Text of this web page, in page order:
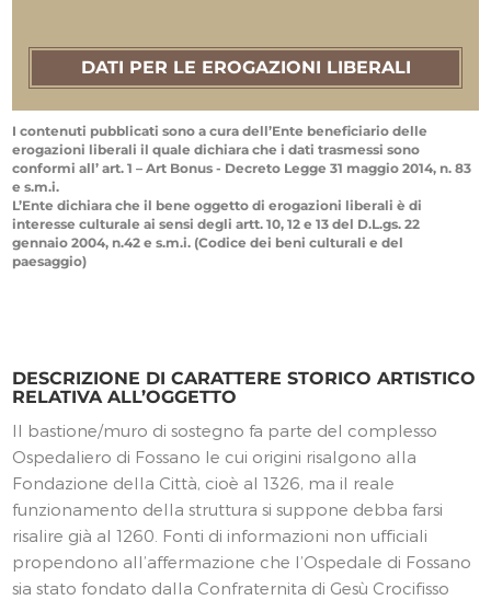
DATI PER LE EROGAZIONI LIBERALI
I contenuti pubblicati sono a cura dell’Ente beneficiario delle
erogazioni liberali il quale dichiara che i dati trasmessi sono
conformi all’ art. 1 – Art Bonus - Decreto Legge 31 maggio 2014, n. 83
e s.m.i.
L’Ente dichiara che il bene oggetto di erogazioni liberali è di
interesse culturale ai sensi degli artt. 10, 12 e 13 del D.L.gs. 22
gennaio 2004, n.42 e s.m.i. (Codice dei beni culturali e del
paesaggio)
DESCRIZIONE DI CARATTERE STORICO ARTISTICO
RELATIVA ALL’OGGETTO
Il bastione/muro di sostegno fa parte del complesso
Ospedaliero di Fossano le cui origini risalgono alla
Fondazione della Città, cioè al 1326, ma il reale
funzionamento della struttura si suppone debba farsi
risalire già al 1260. Fonti di informazioni non ufficiali
propendono all’affermazione che l’Ospedale di Fossano
sia stato fondato dalla Confraternita di Gesù Crocifisso